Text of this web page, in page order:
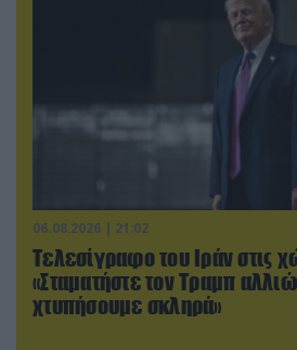
06.08.2026 | 21:02
Τελεσίγραφο του Ιράν στις
«Σταματήστε τον Τραμπ
χτυπήσουμε σκληρά»